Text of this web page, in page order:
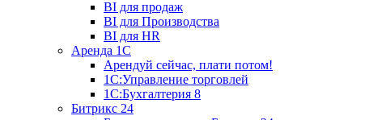
BI для продаж
BI для Производства
BI для HR
Аренда 1C
Арендуй сейчас, плати потом!
1С:Управление торговлей
1С:Бухгалтерия 8
Битрикс 24